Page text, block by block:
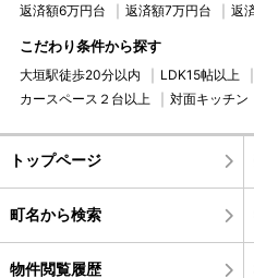
返済額6万円台 返済額7万円台 返
こだわり条件から探す
大垣駅徒歩20分以内 LDK15帖以上
カースペース２台以上
対面キッチン
トップページ
町名から検索
物件閲覧履歴